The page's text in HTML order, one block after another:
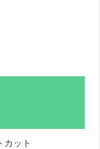
カット